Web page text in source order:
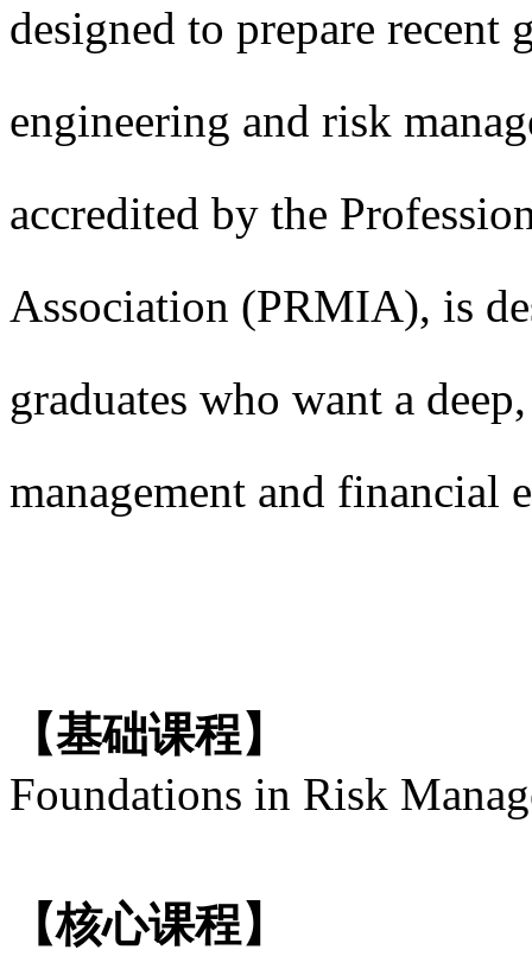
designed to prepare recent
engineering and risk
accredited by the
Association (PRMIA), is
graduates who want a
management and
【基础课程】
Foundations in Risk
【核心课程】